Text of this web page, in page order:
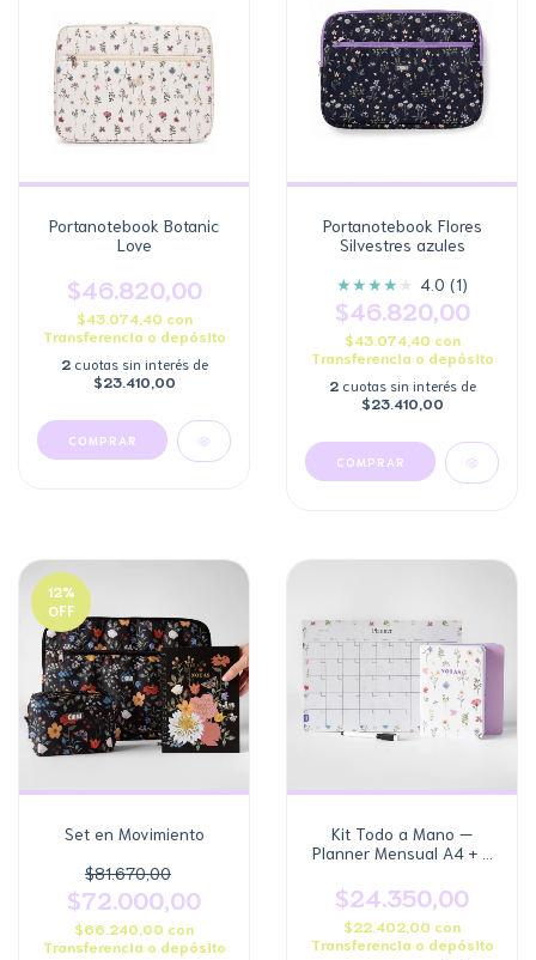
Portanotebook Botanic
Love
$46.820,00
$43.074,40 con
Transferencia o depósito
2 cuotas sin interés de
$23.410,00
Portanotebook Flores
Silvestres azules
★★★★ ★ 4.0 (1)
$46.820,00
$43.074,40 con
Transferencia o depósito
2 cuotas sin interés de
$23.410,00
12%
OFF
Set en Movimiento
$81.670,00
$72.000,00
$66.240,00 con
Transferencia o depósito
Kit Todo a Mano —
Planner Mensual A4 + 2
$24.350,00
$22.402,00 con
Transferencia o depósito